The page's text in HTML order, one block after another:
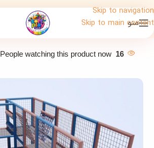
Skip to navigation
Skip to main content
منو
16
People watching this product now!